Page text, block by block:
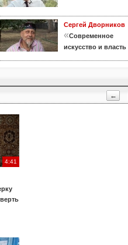
Сергей Дворников
«Современное
искусство и власть
←
4:41